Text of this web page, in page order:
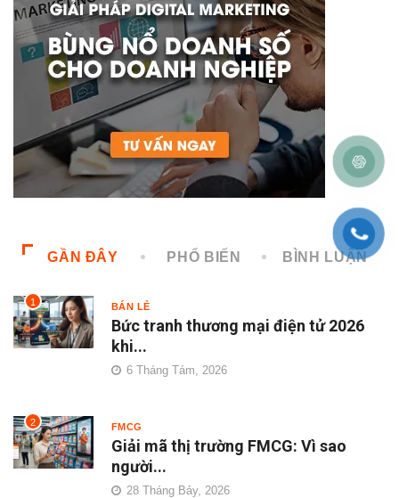
GẦN ĐÂY PHỔ BIẾN BÌNH LUẬN
1 BÁN LẺ
Bức tranh thương mại điện tử 2026
khi...
6 Tháng Tám, 2026
2 FMCG
Giải mã thị trường FMCG: Vì sao
người...
28 Tháng Bảy, 2026